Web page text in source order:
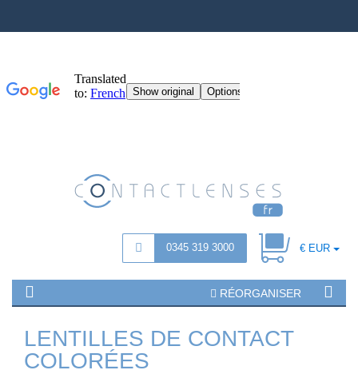
0345 319 3000 € EUR
RÉORGANISER
LENTILLES DE CONTACT
COLORÉES